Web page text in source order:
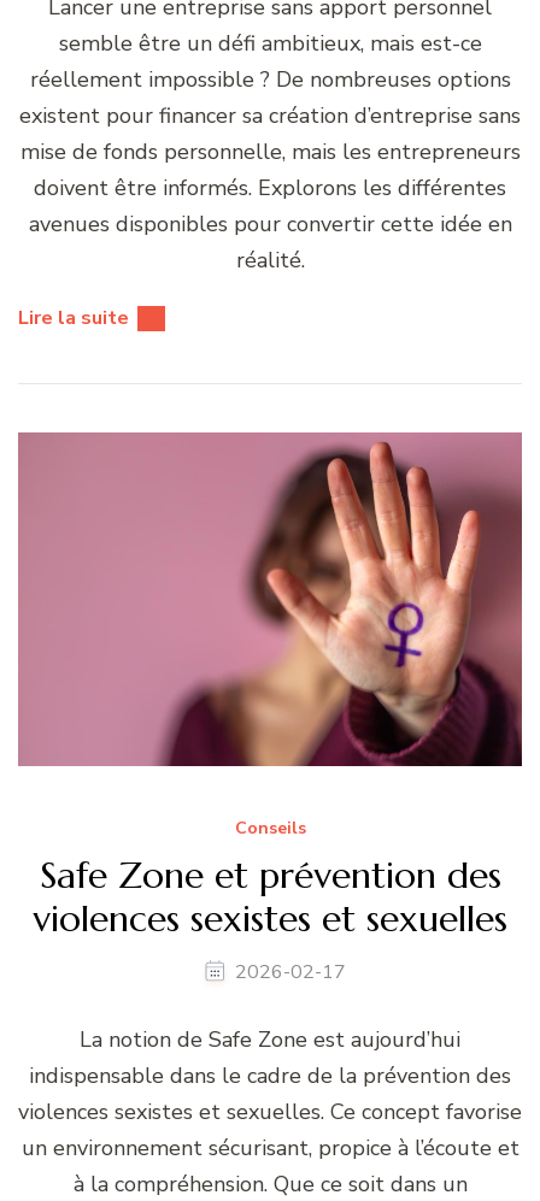
Lancer une entreprise sans apport personnel
semble être un défi ambitieux, mais est-ce
réellement impossible ? De nombreuses options
existent pour financer sa création d’entreprise sans
mise de fonds personnelle, mais les entrepreneurs
doivent être informés. Explorons les différentes
avenues disponibles pour convertir cette idée en
réalité.
Lire la suite
Conseils
Safe Zone et prévention des
violences sexistes et sexuelles
2026-02-17
La notion de Safe Zone est aujourd’hui
indispensable dans le cadre de la prévention des
violences sexistes et sexuelles. Ce concept favorise
un environnement sécurisant, propice à l’écoute et
à la compréhension. Que ce soit dans un